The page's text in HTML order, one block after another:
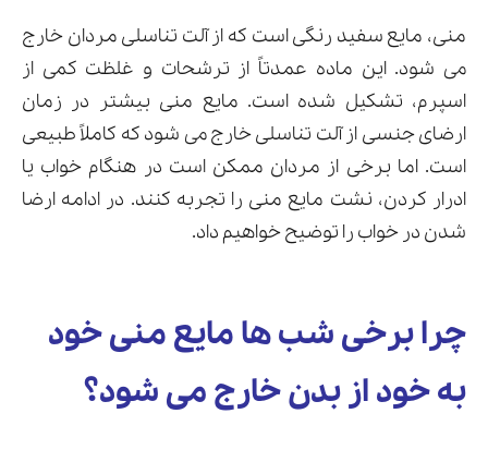
منی، مایع سفید رنگی است که از آلت تناسلی مردان خارج
می شود. این ماده عمدتاً از ترشحات و غلظت کمی از
اسپرم، تشکیل شده است. مایع منی بیشتر در زمان
ارضای جنسی از آلت تناسلی خارج می شود که کاملاً طبیعی
است. اما برخی از مردان ممکن است در هنگام خواب یا
ادرار کردن، نشت مایع منی را تجربه کنند. در ادامه ارضا
شدن در خواب را توضیح خواهیم داد.
چرا برخی شب ها مایع منی خود
به خود از بدن خارج می شود؟
ارسال
قدرت گرفته از همیارسیستم